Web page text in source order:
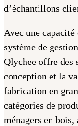
d’échantillons
Avec une
système de
Qlychee offre des
conception et la
fabrication en
catégories de
ménagers en